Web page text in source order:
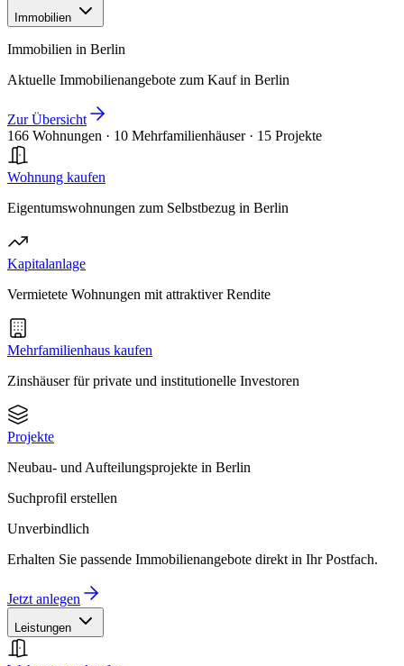
Immobilien
Immobilien in Berlin
Aktuelle Immobilienangebote zum Kauf in Berlin
Zur Übersicht
166 Wohnungen · 10 Mehrfamilienhäuser · 15 Projekte
Wohnung kaufen
Eigentumswohnungen zum Selbstbezug in Berlin
Kapitalanlage
Vermietete Wohnungen mit attraktiver Rendite
Mehrfamilienhaus kaufen
Zinshäuser für private und institutionelle Investoren
Projekte
Neubau- und Aufteilungsprojekte in Berlin
Suchprofil erstellen
Unverbindlich
Erhalten Sie passende Immobilienangebote direkt in Ihr Postfach.
Jetzt anlegen
Leistungen